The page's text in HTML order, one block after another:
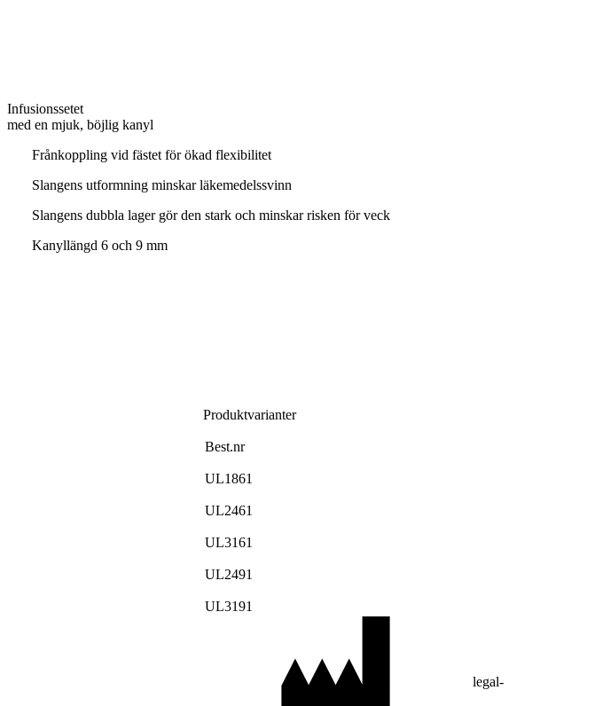
Infusionssetet
med en mjuk, böjlig kanyl
Frånkoppling vid fästet för ökad flexibilitet
Slangens utformning minskar läkemedelssvinn
Slangens dubbla lager gör den stark och minskar risken för veck
Kanyllängd 6 och 9 mm
Produktvarianter
Best.nr
UL1861
UL2461
UL3161
UL2491
UL3191
legal-